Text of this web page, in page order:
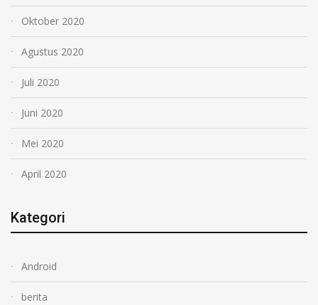
Oktober 2020
Agustus 2020
Juli 2020
Juni 2020
Mei 2020
April 2020
Kategori
Android
berita